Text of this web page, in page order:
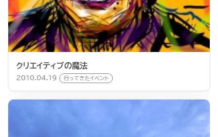
クリエイティブの魔法
2010.04.19 行ってきたイベント